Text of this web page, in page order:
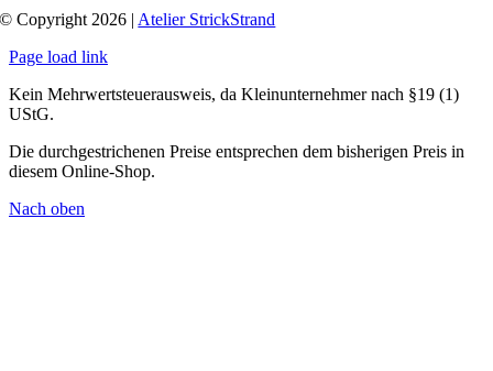
© Copyright 2026 | Atelier StrickStrand
Page load link
Kein Mehrwertsteuerausweis, da Kleinunternehmer nach §19 (1)
UStG.
Die durchgestrichenen Preise entsprechen dem bisherigen Preis in
diesem Online-Shop.
Nach oben